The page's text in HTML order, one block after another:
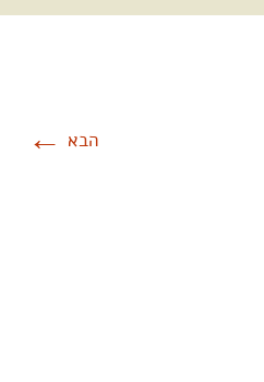
הבא ←